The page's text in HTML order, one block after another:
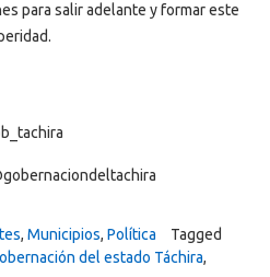
para salir adelante y formar este
, Municipios, Política
Tagged
del estado Táchira,